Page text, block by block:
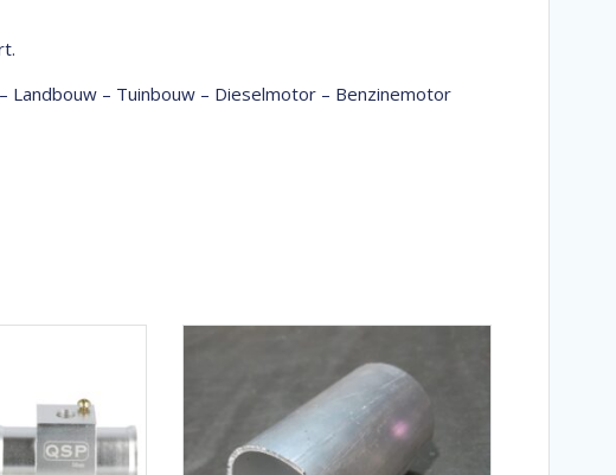
– Tuinbouw – Dieselmotor – Benzinemotor